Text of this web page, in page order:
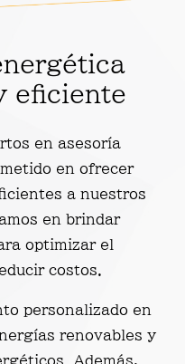
eficiente
en asesoría
en ofrecer
a nuestros
en brindar
optimizar el
costos.
personalizado en
renovables y
Además,